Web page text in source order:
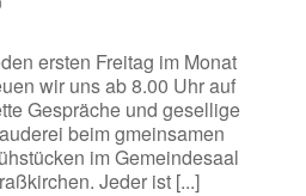
ersten Freitag im Monat
wir uns ab 8.00 Uhr auf
Gespräche und gesellige
beim gmeinsamen
im Gemeindesaal
Jeder ist [...]